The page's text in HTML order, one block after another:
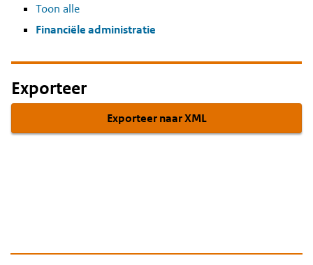
Toon alle
Financiële administratie
Exporteer
Exporteer naar XML